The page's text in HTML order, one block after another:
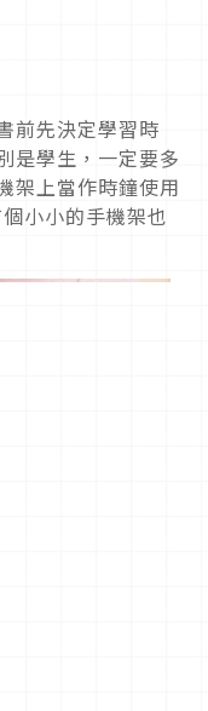
前先決定學習時
是學生，一定要多
架上當作時鐘使用
小小的手機架也